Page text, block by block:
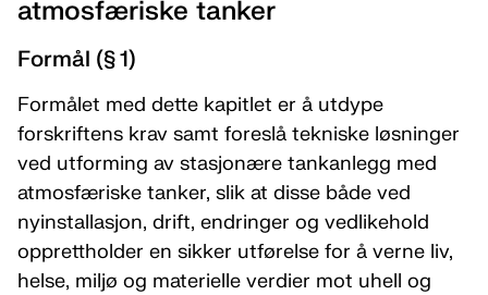
atmosfæriske tanker
Formål (§ 1)
Formålet med dette kapitlet er å utdype
forskriftens krav samt foreslå tekniske løsninger
ved utforming av stasjonære tankanlegg med
atmosfæriske tanker, slik at disse både ved
nyinstallasjon, drift, endringer og vedlikehold
opprettholder en sikker utførelse for å verne liv,
helse, miljø og materielle verdier mot uhell og